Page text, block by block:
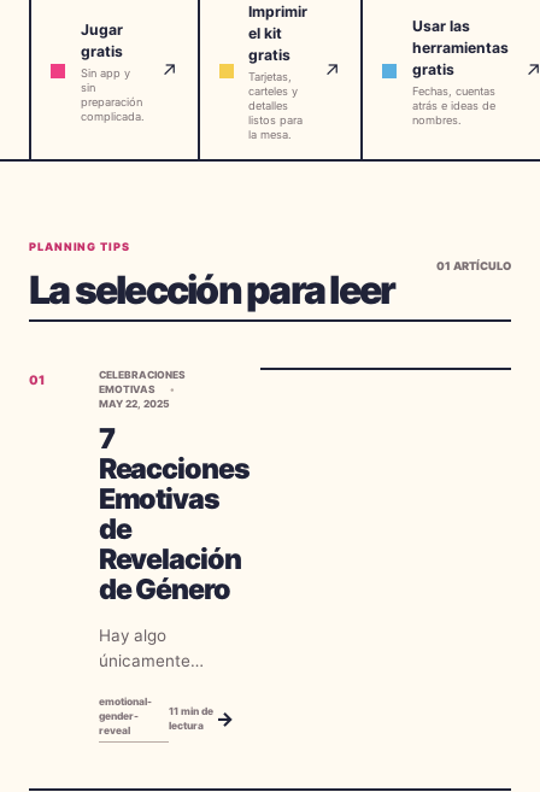
🇺🇸EN 🇫🇷 🇪🇸ES
Jugar
gratis
Sin app y
sin
preparación
complicada.
↗
Imprimir
el kit
gratis
Tarjetas,
carteles y
detalles
listos para
la mesa.
↗
Usar las
herramientas
gratis
Fechas, cuentas
atrás e ideas de
nombres.
PLANNING TIPS
La selección para leer
01 ARTÍCULO
01
CELEBRACIONES
EMOTIVAS
MAY 22, 2025
7
Reacciones
Emotivas
de
Revelación
de Género
Hay algo
únicamente
presenciar la
emoción cruda
miembros de la
emotional-
gender-
reveal
11 min de
lectura
→